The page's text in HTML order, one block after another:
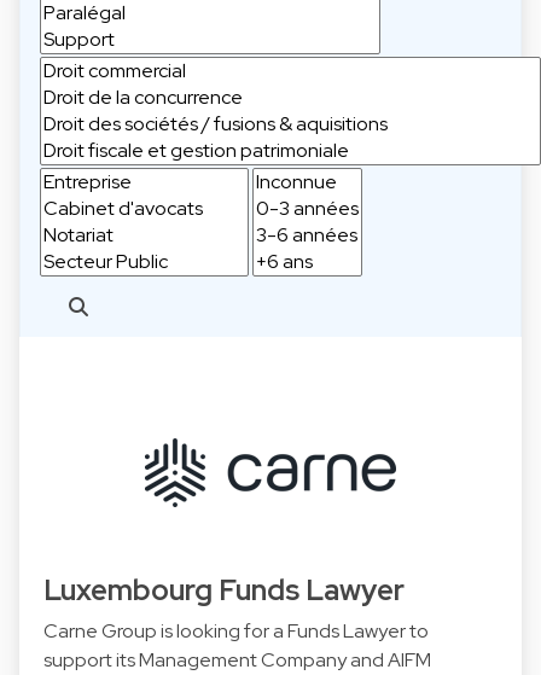
Luxembourg Funds Lawyer
Carne Group is looking for a Funds Lawyer to
support its Management Company and AIFM